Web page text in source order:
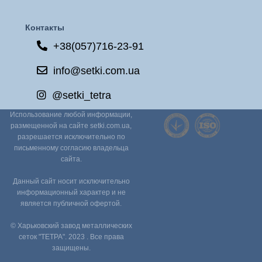
Контакты
+38(057)716-23-91
info@setki.com.ua
@setki_tetra
Использование любой информации,
размещенной на сайте setki.com.ua,
разрешается исключительно по
письменному согласию владельца
сайта.
Данный сайт носит исключительно
информационный характер и не
является публичной офертой.
© Харьковский завод металлических
сеток "ТЕТРА". 2023 . Все права
защищены.